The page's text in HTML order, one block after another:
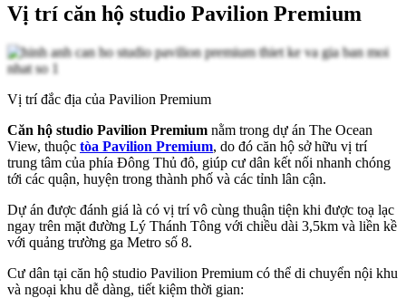
Vị trí căn hộ studio Pavilion Premium
Vị trí đắc địa của Pavilion Premium
Căn hộ studio Pavilion Premium nằm trong dự án The Ocean
View, thuộc tòa Pavilion Premium, do đó căn hộ sở hữu vị trí
trung tâm của phía Đông Thủ đô, giúp cư dân kết nối nhanh chóng
tới các quận, huyện trong thành phố và các tỉnh lân cận.
Dự án được đánh giá là có vị trí vô cùng thuận tiện khi được toạ lạc
ngay trên mặt đường Lý Thánh Tông với chiều dài 3,5km và liền kề
với quảng trường ga Metro số 8.
Cư dân tại căn hộ studio Pavilion Premium có thể di chuyển nội khu
và ngoại khu dễ dàng, tiết kiệm thời gian: